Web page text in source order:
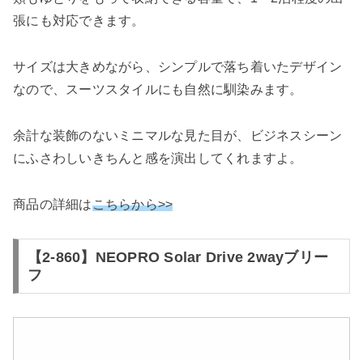
張にも対応できます。
サイズは大きめながら、シンプルで落ち着いたデザイン
なので、スーツスタイルにも自然に馴染みます。
余計な装飾のないミニマルな見た目が、ビジネスシーン
にふさわしいきちんと感を演出してくれますよ。
商品の詳細はこちらから>>
【2-860】NEOPRO Solar Drive 2wayブリー
フ